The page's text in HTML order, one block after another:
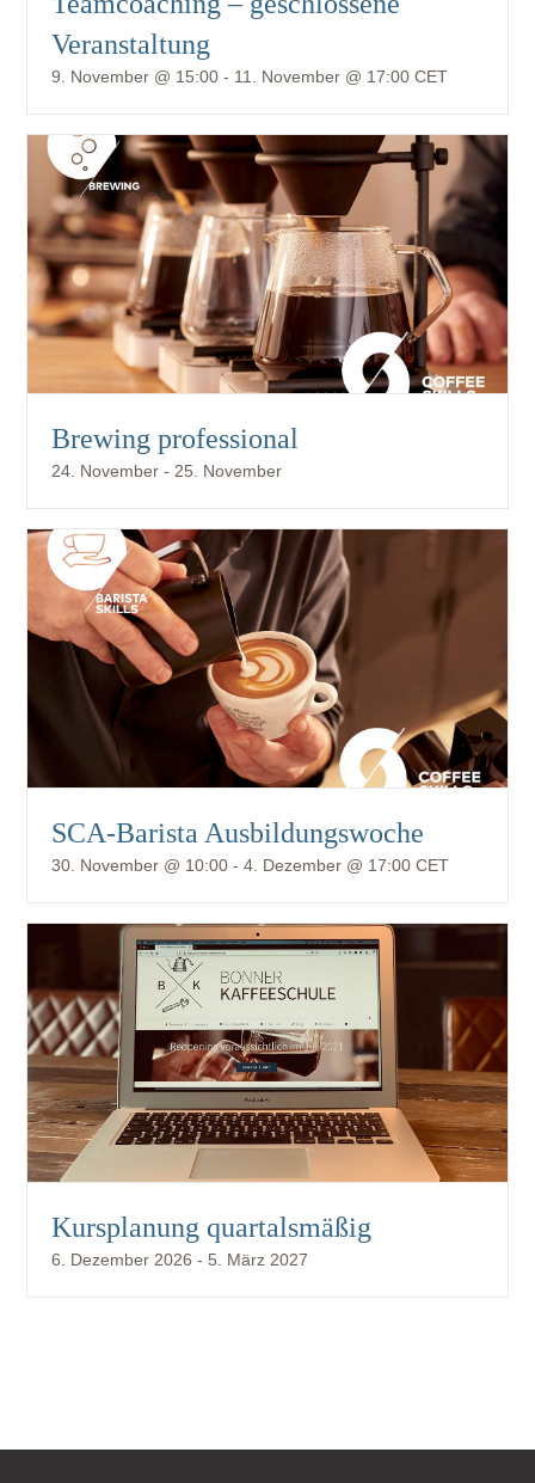
Veranstaltung
9. November @ 15:00 - 11. November @ 17:00 CET
Brewing professional
24. November - 25. November
SCA-Barista Ausbildungswoche
30. November @ 10:00 -4. Dezember @ 17:00 CET
Kursplanung quartalsmäßig
6. Dezember 2026 - 5. März 2027